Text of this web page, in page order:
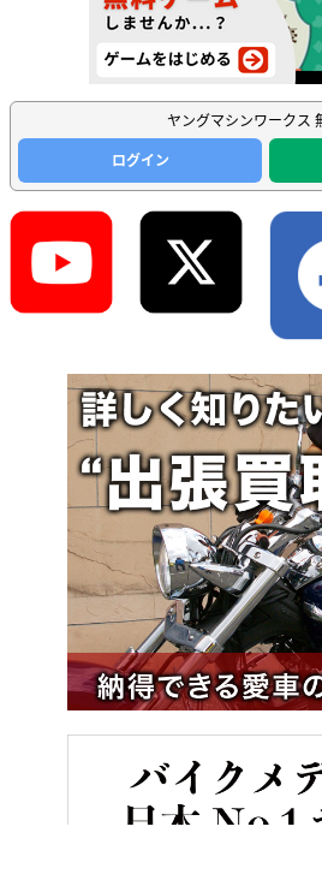
ヤングマシンワークス
ログイン